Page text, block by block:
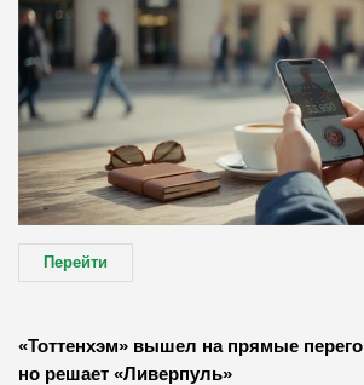
Перейти
«Тоттенхэм» вышел на прямые
но решает «Ливерпуль»